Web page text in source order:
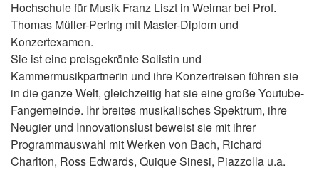
Hochschule für Musik Franz Liszt in Weimar bei Prof.
Thomas Müller-Pering mit Master-Diplom und
Konzertexamen.
Sie ist eine preisgekrönte Solistin und
Kammermusikpartnerin und ihre Konzertreisen führen sie
in die ganze Welt, gleichzeitig hat sie eine große Youtube-
Fangemeinde. Ihr breites musikalisches Spektrum, ihre
Neugier und Innovationslust beweist sie mit ihrer
Programmauswahl mit Werken von Bach, Richard
Charlton, Ross Edwards, Quique Sinesi, Piazzolla u.a.